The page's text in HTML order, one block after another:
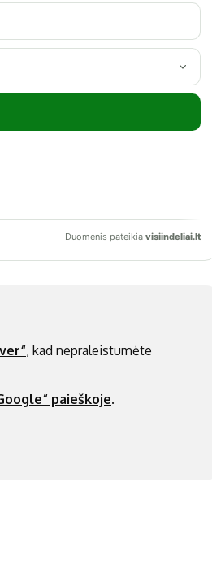
, kad nepraleistumėte
paieškoje.